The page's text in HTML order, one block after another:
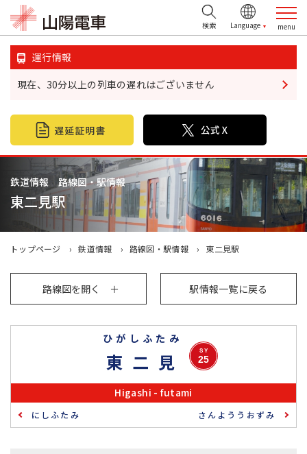
運行情報
現在、30分以上の列車の遅れはございません
鉄道情報 路線図・駅情報
東二見駅
トップページ 鉄道情報 路線図・駅情報 東二見駅
路線図を開く 駅情報一覧に戻る
東二見
ひがしふたみ
SY
25
Higashi - futami
にしふたみ さんよううおずみ
検索
おでかけ情報
不動産情報
企業・IR情報
お問い合わせ
お忘れ物について
リンク集 個人情報の取扱いについて